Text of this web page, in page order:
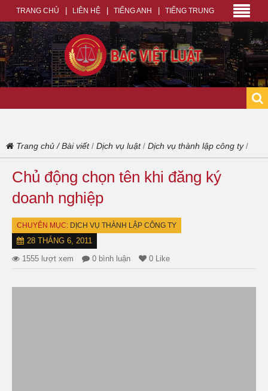
TRANG CHỦ LIÊN HỆ TIẾNG ANH TIẾNG TRUNG
Trang chủ /Bài viết/ Dịch vụ luật/ Dịch vụ thành lập công ty/
Chủ động chọn tên khi đăng ký
doanh nghiệp
CHUYÊN MỤC: DỊCH VỤ THÀNH LẬP CÔNG TY
28 THÁNG 6, 2011
1555 lượt xem
0 bình luận 0 Like